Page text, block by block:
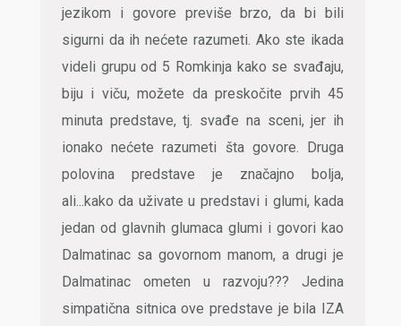
jezikom i govore previše brzo, da bi bili
sigurni da ih nećete razumeti. Ako ste ikada
videli grupu od 5 Romkinja kako se svađaju,
biju i viču, možete da preskočite prvih 45
minuta predstave, tj. svađe na sceni, jer ih
ionako nećete razumeti šta govore. Druga
polovina predstave je značajno bolja,
ali...kako da uživate u predstavi i glumi, kada
jedan od glavnih glumaca glumi i govori kao
Dalmatinac sa govornom manom, a drugi je
Dalmatinac ometen u razvoju??? Jedina
simpatična sitnica ove predstave je bila IZA